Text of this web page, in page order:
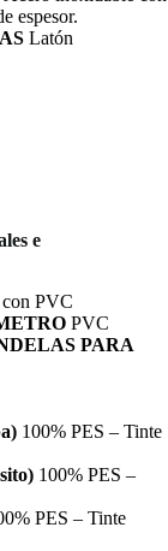
espesor.
Latón
e
PVC
PVC
PARA
100% PES – Tinte
100% PES –
PES – Tinte